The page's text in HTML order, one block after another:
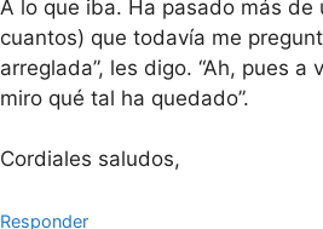
A lo que iba. Ha pasado más
cuantos) que todavía me
arreglada”, les digo. “Ah, pues
miro qué tal ha quedado”.
Cordiales saludos,
Responder